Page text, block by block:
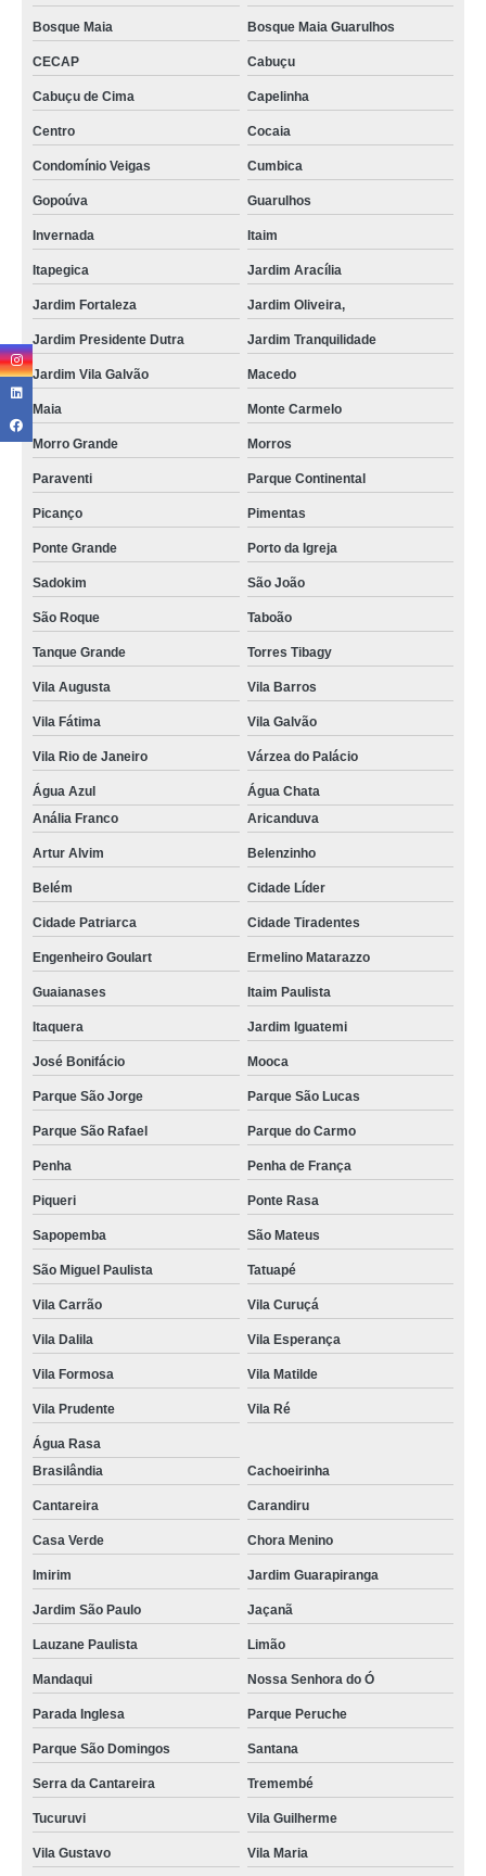
Bosque Maia Bosque Maia Guarulhos
CECAP Cabuçu
Cabuçu de Cima Capelinha
Centro Cocaia
Condomínio Veigas Cumbica
Gopoúva Guarulhos
Invernada Itaim
Itapegica Jardim Aracília
Jardim Fortaleza Jardim Oliveira,
Jardim Presidente Dutra Jardim Tranquilidade
Jardim Vila Galvão Macedo
Maia Monte Carmelo
Morro Grande Morros
Paraventi Parque Continental
Picanço Pimentas
Ponte Grande Porto da Igreja
Sadokim São João
São Roque Taboão
Tanque Grande Torres Tibagy
Vila Augusta Vila Barros
Vila Fátima Vila Galvão
Vila Rio de Janeiro Várzea do Palácio
Água Azul
Água Chata
Anália Franco
Aricanduva
Artur Alvim Belenzinho
Belém Cidade Líder
Cidade Patriarca Cidade Tiradentes
Engenheiro Goulart Ermelino Matarazzo
Guaianases Itaim Paulista
Itaquera Jardim Iguatemi
José Bonifácio Mooca
Parque São Jorge Parque São Lucas
Parque São Rafael Parque do Carmo
Penha Penha de França
Piqueri Ponte Rasa
Sapopemba São Mateus
São Miguel Paulista Tatuapé
Vila Carrão Vila Curuçá
Vila Dalila Vila Esperança
Vila Formosa Vila Matilde
Vila Prudente Vila Ré
Água Rasa
Brasilândia
Cachoeirinha
Cantareira Carandiru
Casa Verde Chora Menino
Imirim Jardim Guarapiranga
Jardim São Paulo Jaçanã
Lauzane Paulista Limão
Mandaqui Nossa Senhora do Ó
Parada Inglesa Parque Peruche
Parque São Domingos Santana
Serra da Cantareira Tremembé
Tucuruvi Vila Guilherme
Vila Gustavo Vila Maria